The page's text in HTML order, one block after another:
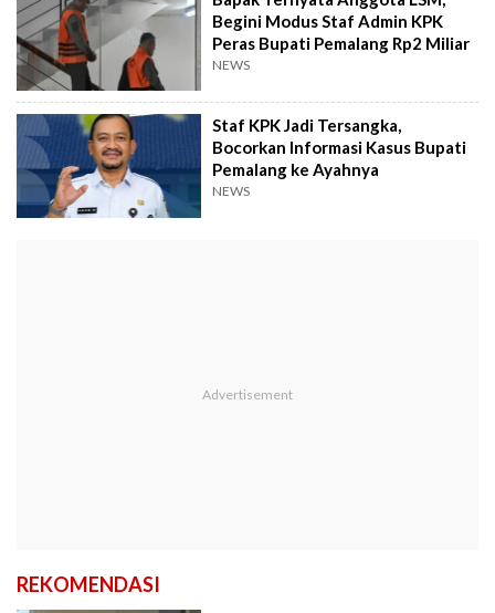
Begini Modus Staf Admin KPK
Peras Bupati Pemalang Rp2 Miliar
NEWS
Staf KPK Jadi Tersangka,
Bocorkan Informasi Kasus Bupati
Pemalang ke Ayahnya
NEWS
REKOMENDASI